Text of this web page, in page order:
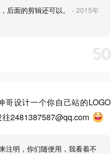
后面的剪辑还可以。- 2015年
哥设计一个你自己站的LOGO
2481387587@qq.com
注明，你们随便用，我看着不